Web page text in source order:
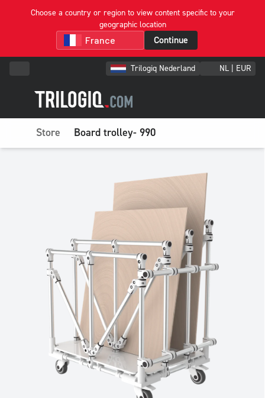
Choose a country or region to view content specific to your
geographic location
Continue
Trilogiq Nederland NL | EUR
Store Board trolley- 990